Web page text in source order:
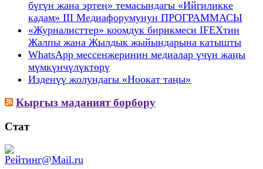
бүгүн жана эртеӊ» темасындагы «Ийгиликке
кадам» III Медиафорумунун ПРОГРАММАСЫ
«Журналисттер» коомдук бирикмеси IFEXтин
Жалпы жана Жылдык жыйындарына катышты
WhatsApp мессенжеринин медиалар үчүн жаңы
мүмкүнчүлүктөрү
Изденүү жолундагы «Ноокат таңы»
Кыргыз маданият борбору
Стат